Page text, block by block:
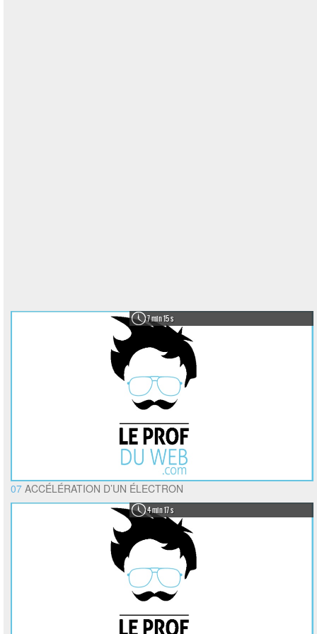
7 min 15 s
07 ACCÉLÉRATION D’UN ÉLECTRON
4 min 17 s